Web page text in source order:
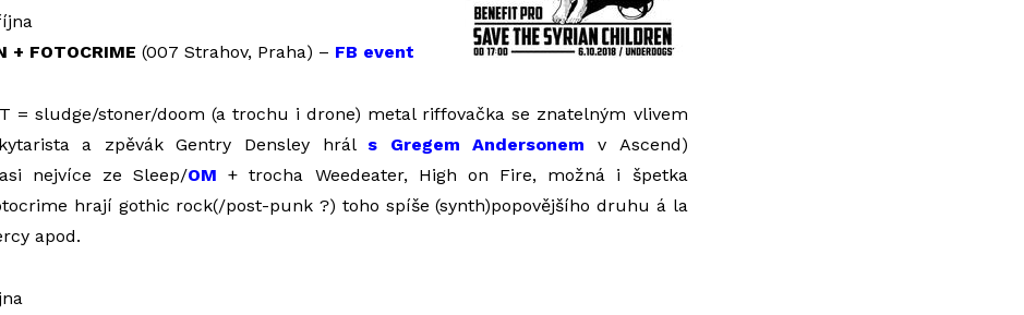
+ FOTOCRIME (007 Strahov, Praha) – FB event
= sludge/stoner/doom (a trochu i drone) metal riffovačka se znatelným vlivem
a zpěvák Gentry Densley hrál s Gregem Andersonem v Ascend)
nejvíce ze Sleep/OM + trocha Weedeater, High on Fire, možná i špetka
hrají gothic rock(/post-punk ?) toho spíše (synth)popovějšího druhu á la
apod.